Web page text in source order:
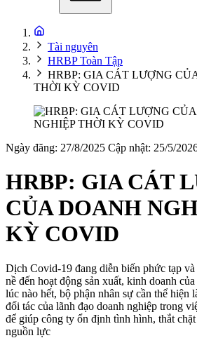
Tài nguyên
HRBP Toàn Tập
HRBP: GIA CÁT LƯỢNG
THỜI KỲ COVID
Ngày đăng: 27/8/2025 Cập nhật: 25/5/
HRBP: GIA CÁT
CỦA DOANH
KỲ COVID
Dịch Covid-19 đang diễn biến phức tạp
nề đến hoạt động sản xuất, kinh doanh
lúc nào hết, bộ phận nhân sự cần thể hiện
đối tác của lãnh đạo doanh nghiệp trong
để giúp công ty ổn định tình hình, thắt
nguồn lực